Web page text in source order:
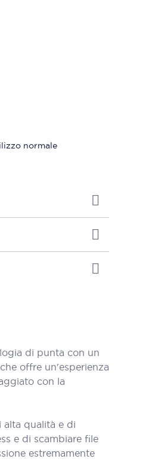
normale
di punta con un
offre un'esperienza
con la
alta qualità e di
e di scambiare file
estremamente